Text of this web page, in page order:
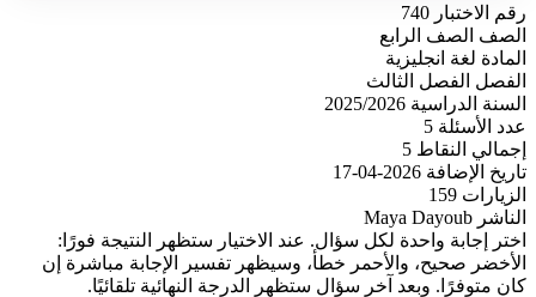
رقم الاختبار 740
الصف
الصف الرابع
المادة لغة انجليزية
الفصل
الفصل الثالث
السنة الدراسية 2025/2026
عدد الأسئلة 5
إجمالي النقاط 5
تاريخ الإضافة 2026-04-17
الزيارات 159
الناشر Maya Dayoub
اختر إجابة واحدة لكل سؤال. عند الاختيار ستظهر النتيجة فورًا:
الأخضر صحيح، والأحمر خطأ، وسيظهر تفسير الإجابة مباشرة إن
كان متوفرًا. وبعد آخر سؤال ستظهر الدرجة النهائية تلقائيًا.